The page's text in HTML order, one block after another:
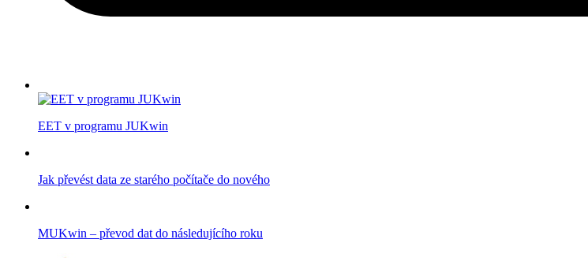
EET v programu JUKwin
Jak převést data ze starého počítače do nového
MUKwin – převod dat do následujícího roku